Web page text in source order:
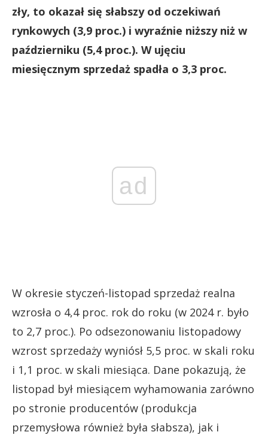
zły, to okazał się słabszy od oczekiwań
rynkowych (3,9 proc.) i wyraźnie niższy niż w
październiku (5,4 proc.). W ujęciu
miesięcznym sprzedaż spadła o 3,3 proc.
ad
W okresie styczeń-listopad sprzedaż realna
wzrosła o 4,4 proc. rok do roku (w 2024 r. było
to 2,7 proc.). Po odsezonowaniu listopadowy
wzrost sprzedaży wyniósł 5,5 proc. w skali roku
i 1,1 proc. w skali miesiąca. Dane pokazują, że
listopad był miesiącem wyhamowania zarówno
po stronie producentów (produkcja
przemysłowa również była słabsza), jak i